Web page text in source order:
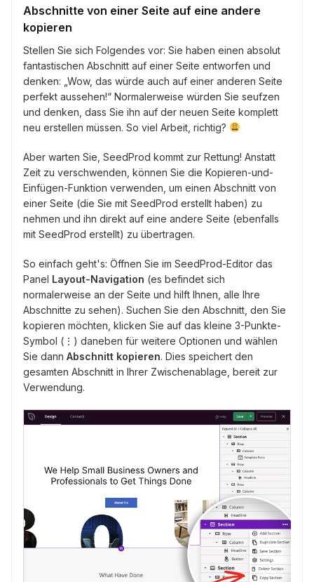
Abschnitte von einer Seite auf eine andere
kopieren
Stellen Sie sich Folgendes vor: Sie haben einen absolut
fantastischen Abschnitt auf einer Seite entworfen und
denken: „Wow, das würde auch auf einer anderen Seite
perfekt aussehen!“ Normalerweise würden Sie seufzen
und denken, dass Sie ihn auf der neuen Seite komplett
neu erstellen müssen. So viel Arbeit, richtig?
Aber warten Sie, SeedProd kommt zur Rettung! Anstatt
Zeit zu verschwenden, können Sie die Kopieren-und-
Einfügen-Funktion verwenden, um einen Abschnitt von
einer Seite (die Sie mit SeedProd erstellt haben) zu
nehmen und ihn direkt auf eine andere Seite (ebenfalls
mit SeedProd erstellt) zu übertragen.
So einfach geht's: Öffnen Sie im SeedProd-Editor das
Panel Layout-Navigation (es befindet sich
normalerweise an der Seite und hilft Ihnen, alle Ihre
Abschnitte zu sehen). Suchen Sie den Abschnitt, den Sie
kopieren möchten, klicken Sie auf das kleine 3-Punkte-
Symbol (⋮) daneben für weitere Optionen und wählen
Sie dann Abschnitt kopieren. Dies speichert den
gesamten Abschnitt in Ihrer Zwischenablage, bereit zur
Verwendung.